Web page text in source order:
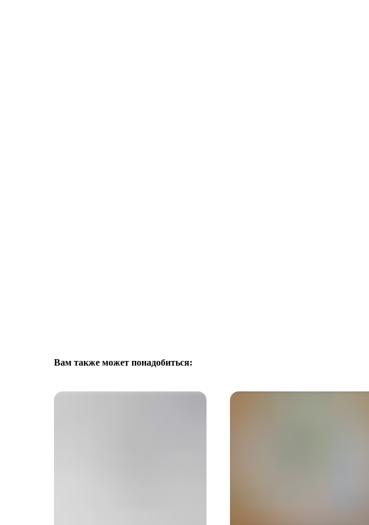
Вам также может понадобиться: